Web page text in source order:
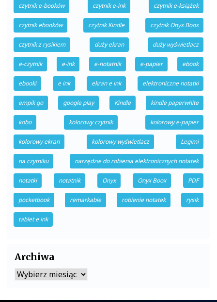
czytnik e-booków czytnik e-ink czytnik e-książek
czytnik ebooków czytnik Kindle czytnik Onyx Boox
czytnik z rysikiem duży ekran duży wyświetlacz
e-czytnik e-ink e-notatnik e-papier ebook
ebooki e ink ekran e ink elektroniczne notatki
empik go google play Kindle kindle paperwhite
kobo kolorowy czytnik kolorowy e-papier
kolorowy ekran kolorowy wyświetlacz Legimi
na czytniku narzędzie do robienia elektronicznych notatek
notatki notatnik Onyx Onyx Boox PDF
pocketbook remarkable robienie notatek rysik
tablet e ink
Archiwa
Archiwa